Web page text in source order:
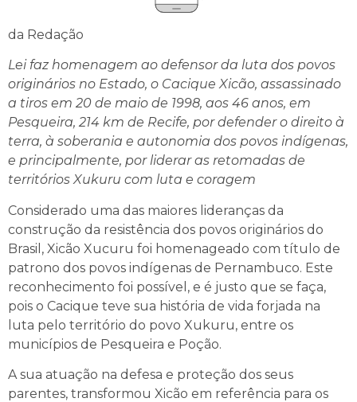
da Redação
Lei faz homenagem ao defensor da luta dos povos
originários no Estado, o Cacique Xicão, assassinado
a tiros em 20 de maio de 1998, aos 46 anos, em
Pesqueira, 214 km de Recife, por defender o direito à
terra, à soberania e autonomia dos povos indígenas,
e principalmente, por liderar as retomadas de
territórios Xukuru com luta e coragem
Considerado uma das maiores lideranças da
construção da resistência dos povos originários do
Brasil, Xicão Xucuru foi homenageado com título de
patrono dos povos indígenas de Pernambuco. Este
reconhecimento foi possível, e é justo que se faça,
pois o Cacique teve sua história de vida forjada na
luta pelo território do povo Xukuru, entre os
municípios de Pesqueira e Poção.
A sua atuação na defesa e proteção dos seus
parentes, transformou Xicão em referência para os